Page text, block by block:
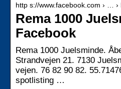
http s://www.facebook.com › …
Rema 1000
Facebook
Rema 1000 Juelsminde.
Strandvejen 21. 7130
vejen. 76 82 90 82.
spotlisting …